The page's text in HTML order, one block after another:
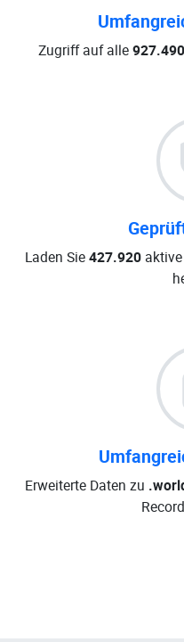
Zugriff auf alle927.490
Laden Sie427.920
Erweiterte Daten zu